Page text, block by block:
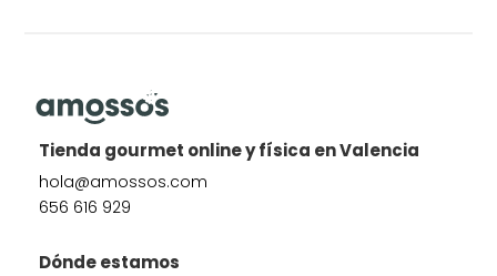
Tienda gourmet online y física en Valencia
hola@amossos.com
656 616 929
Dónde estamos